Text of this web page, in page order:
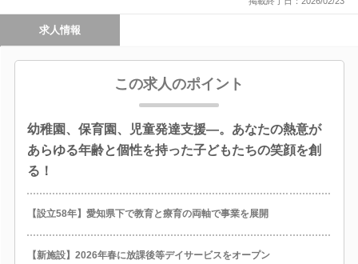
求人情報
この求人のポイント
幼稚園、保育園、児童発達支援―。あなたの熱意が
あらゆる年齢と個性を持った子どもたちの笑顔を創
る！
【設立58年】愛知県下で教育と療育の両軸で事業を展開
【新施設】2026年春に放課後等デイサービスをオープン